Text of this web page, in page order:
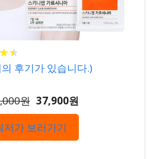
★★
★★
후기가 있습니다.)
원 37,900원
저가 보러가기